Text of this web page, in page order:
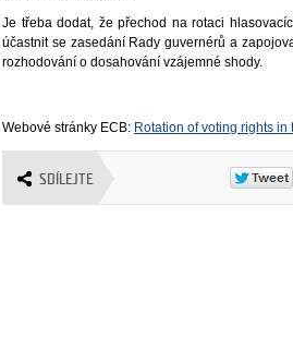
Je třeba dodat, že přechod na rotaci
účastnit se zasedání Rady guvernérů a
rozhodování o dosahování vzájemné shody.
Webové stránky ECB: Rotation of voting rights
SDÍLEJTE